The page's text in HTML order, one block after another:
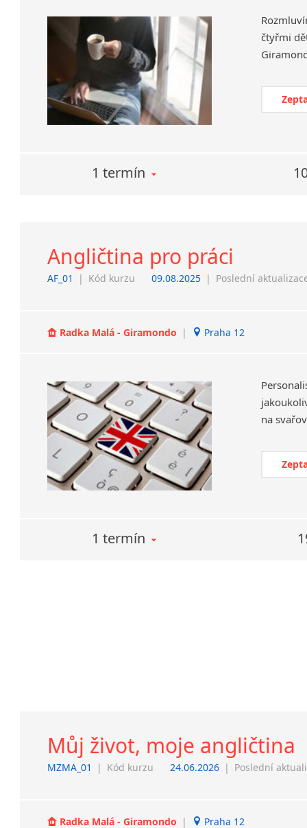
čtyřmi
1 termín
Angličtina pro práci
AF_01 | Kód kurzu 09.08.2025 | Poslední
Radka Malá - Giramondo | Praha 12
1 termín
Můj život, moje angličtina
MZMA_01 | Kód kurzu 24.06.2026 | Poslední
Radka Malá - Giramondo | Praha 12